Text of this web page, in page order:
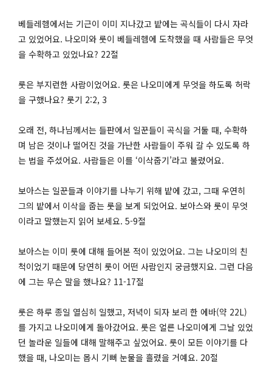
베들레헴에서는 기근이 이미 지나갔고 밭에는 곡식들이 다시 자라
고 있었어요. 나오미와 룻이 베들레헴에 도착했을 때 사람들은 무엇
을 수확하고 있었나요? 22절
룻은 부지런한 사람이었어요. 룻은 나오미에게 무엇을 하도록 허락
을 구했나요? 룻기 2:2, 3
오래 전, 하나님께서는 들판에서 일꾼들이 곡식을 거둘 때, 수확하
며 남은 것이나 떨어진 것을 가난한 사람들이 주워 갈 수 있도록 하
는 법을 주셨어요. 사람들은 이를 ‘이삭줍기’라고 불렀어요.
보아스는 일꾼들과 이야기를 나누기 위해 밭에 갔고, 그때 우연히
그의 밭에서 이삭을 줍는 룻을 보게 되었어요. 보아스와 룻이 무엇
이라고 말했는지 읽어 보세요. 5-9절
보아스는 이미 룻에 대해 들어본 적이 있었어요. 그는 나오미의 친
척이었기 때문에 당연히 룻이 어떤 사람인지 궁금했지요. 그런 다음
에 그는 무슨 말을 했나요? 11-17절
룻은 하루 종일 열심히 일했고, 저녁이 되자 보리 한 에바(약 22L)
를 가지고 나오미에게 돌아갔어요. 룻은 얼른 나오미에게 그날 있었
던 놀라운 일들에 대해 말해주고 싶었어요. 룻이 모든 이야기를 다
했을 때, 나오미는 몹시 기뻐 눈물을 흘렸을 거예요. 20절